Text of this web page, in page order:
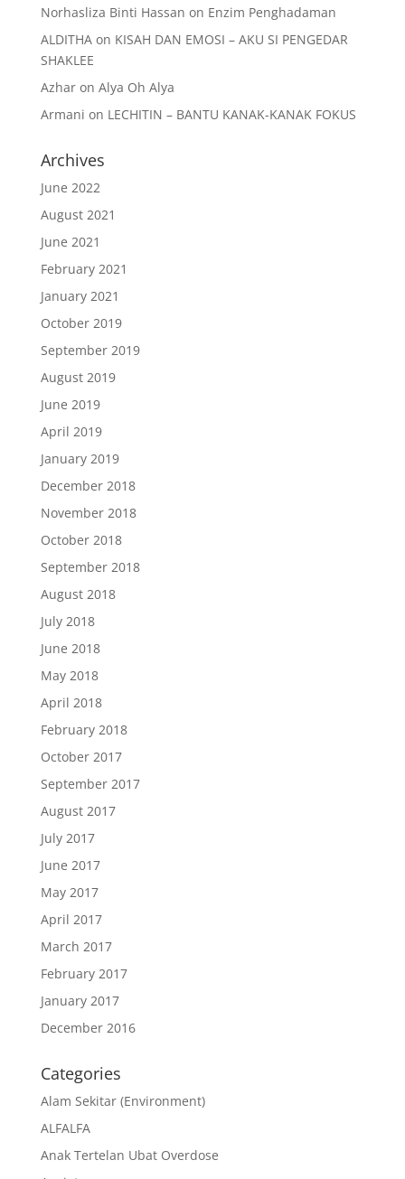
Norhasliza Binti Hassan on Enzim Penghadaman
ALDITHAon KISAH DAN EMOSI – AKU SI PENGEDAR
SHAKLEE
Azharon Alya Oh Alya
Armani on LECHITIN – BANTU KANAK-KANAK FOKUS
Archives
June 2022
August 2021
June 2021
February 2021
January 2021
October 2019
September 2019
August 2019
June 2019
April 2019
January 2019
December 2018
November 2018
October 2018
September 2018
August 2018
July 2018
June 2018
May 2018
April 2018
February 2018
October 2017
September 2017
August 2017
July 2017
June 2017
May 2017
April 2017
March 2017
February 2017
January 2017
December 2016
Categories
Alam Sekitar (Environment)
ALFALFA
Anak Tertelan Ubat Overdose